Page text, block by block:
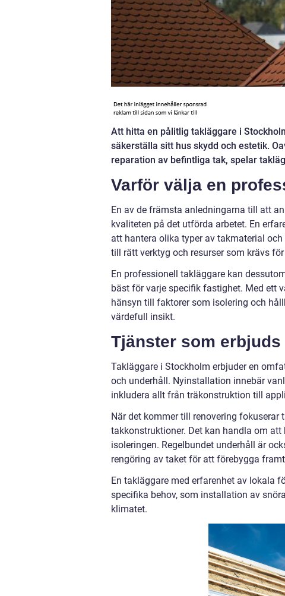
Att hitta en pålitlig takläggare i
säkerställa sitt hus skydd och estetik.
reparation av befintliga tak, spelar
Varför välja en
En av de främsta anledningarna till att
kvaliteten på det utförda arbetet. En
att hantera olika typer av takmaterial
till rätt verktyg och resurser som krävs
En professionell takläggare kan
bäst för varje specifik fastighet. Med ett
hänsyn till faktorer som isolering och
värdefull insikt.
Tjänster som
Takläggare i Stockholm erbjuder en
och underhåll. Nyinstallation innebär
inkludera allt från träkonstruktion till
När det kommer till renovering
takkonstruktioner. Det kan handla om
isoleringen. Regelbundet underhåll är
rengöring av taket för att förebygga
En takläggare med erfarenhet av lokala
specifika behov, som installation av
klimatet.